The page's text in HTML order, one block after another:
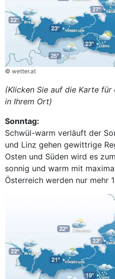
© wetter.at
(Klicken Sie auf die Karte
in Ihrem Ort)
Sonntag:
Schwül-warm verläuft der
und Linz gehen gewittrige
Osten und Süden wird es
sonnig und warm mit
Österreich werden nur mehr